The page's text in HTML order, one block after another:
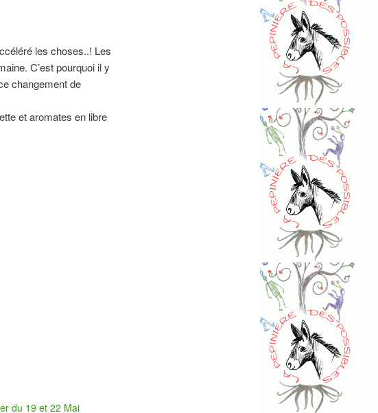
les choses..! Les
C’est pourquoi il y
changement de
et aromates en libre
du 19 et 22 Mai